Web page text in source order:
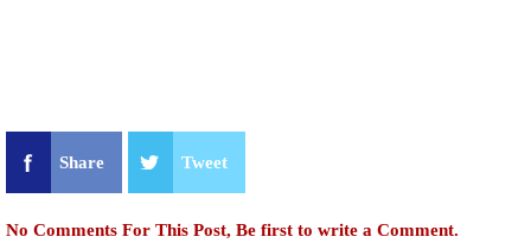
Share Tweet
No Comments For This Post, Be first to write a Comment.